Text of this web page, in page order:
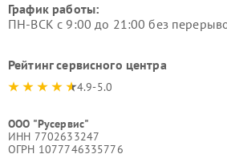
График работы:
ПН-ВСК с 9:00 до 21:00 без
Рейтинг сервисного центра
4.9-5.0
ООО "Русервис"
ИНН 7702633247
ОГРН 1077746335776